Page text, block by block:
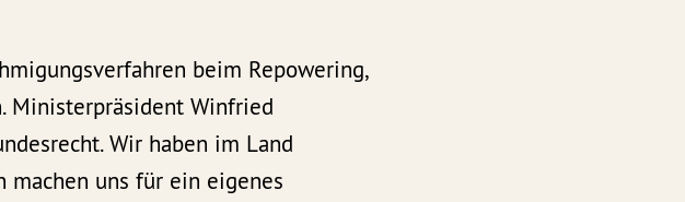
beim Repowering,
Ministerpräsident Winfried
Wir haben im Land
machen uns für ein eigenes